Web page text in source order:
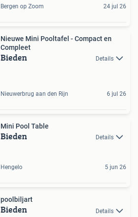
Bergen op Zoom 24 jul 26
Nieuwe Mini Pooltafel - Compact en
Compleet
Bieden Details
Nieuwerbrug aan den Rijn 6 jul 26
Mini Pool Table
Bieden Details
Hengelo 5 jun 26
poolbiljart
Bieden Details